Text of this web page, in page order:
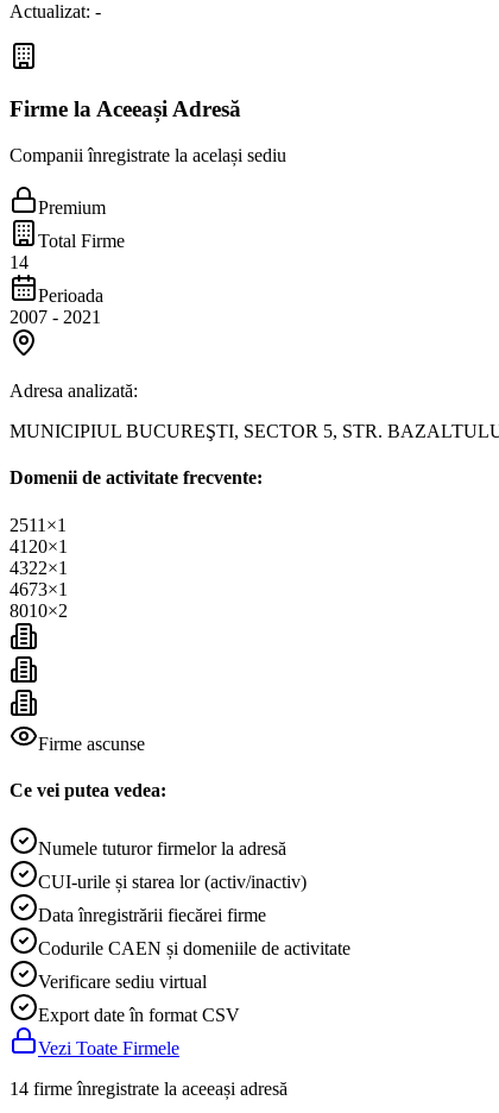
Actualizat: -
Firme la Aceeași Adresă
Companii înregistrate la același sediu
Premium
Total Firme
14
Perioada
2007 - 2021
Adresa analizată:
MUNICIPIUL BUCUREŞTI, SECTOR 5, STR.
Domenii de activitate frecvente:
2511 ×1
4120×1
4322×1
4673×1
8010×2
Firme ascunse
Ce vei putea vedea:
Numele tuturor firmelor la adresă
CUI-urile și starea lor (activ/inactiv)
Data înregistrării fiecărei firme
Codurile CAEN și domeniile de activitate
Verificare sediu virtual
Export date în format CSV
Vezi Toate Firmele
14 firme înregistrate la aceeași adresă